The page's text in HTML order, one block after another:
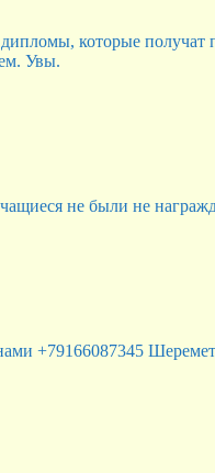
которые получат
Увы.
не были не
+79166087345